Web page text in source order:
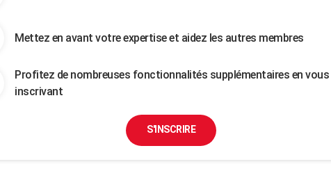
Mettez en avant votre expertise et aidez les autres membres
Profitez de nombreuses fonctionnalités supplémentaires en vous
inscrivant
S'INSCRIRE